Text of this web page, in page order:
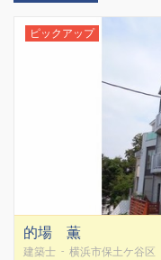
ピックアップ
的場 薫
建築士 - 横浜市保土ケ谷区